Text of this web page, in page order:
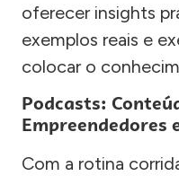
oferecer insights
exemplos reais e
colocar o
Podcasts:
Empreendedores
Com a rotina